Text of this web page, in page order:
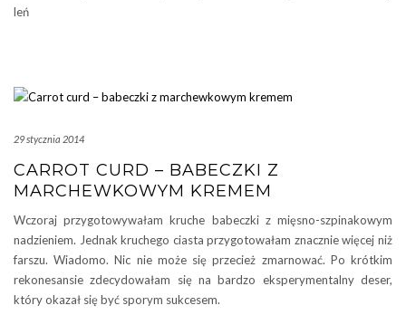
leń
29 stycznia 2014
CARROT CURD – BABECZKI Z
MARCHEWKOWYM KREMEM
Wczoraj przygotowywałam kruche babeczki z mięsno-szpinakowym
nadzieniem. Jednak kruchego ciasta przygotowałam znacznie więcej niż
farszu. Wiadomo. Nic nie może się przecież zmarnować. Po krótkim
rekonesansie zdecydowałam się na bardzo eksperymentalny deser,
który okazał się być sporym sukcesem.